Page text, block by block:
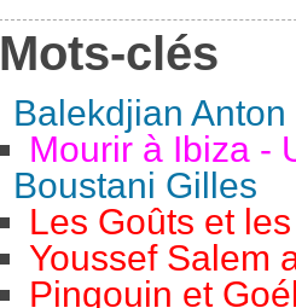
Mots-clés
Balekdjian Anton
Mourir à Ibiza -
Boustani Gilles
Les Goûts et
Youssef Salem
Pingouin et